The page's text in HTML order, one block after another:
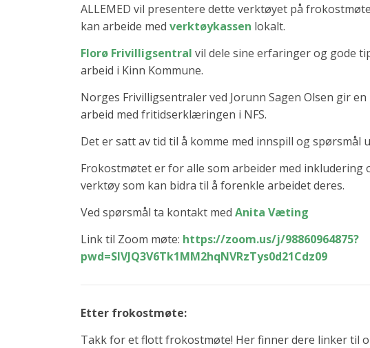
ALLEMED vil presentere dette verktøyet på
kan arbeide med verktøykassen lokalt.
Florø Frivilligsentral vil dele sine erfaringer og gode
arbeid i Kinn Kommune.
Norges Frivilligsentraler ved Jorunn Sagen Olsen gir
arbeid med fritidserklæringen i NFS.
Det er satt av tid til å komme med innspill og spørsmål
Frokostmøtet er for alle som arbeider med
verktøy som kan bidra til å forenkle arbeidet deres.
Ved spørsmål ta kontakt med Anita Væting
Link til Zoom møte: https://zoom.us/j/98860964875?
pwd=SlVJQ3V6Tk1MM2hqNVRzTys0d21Cdz09
Etter frokostmøte:
Takk for et flott frokostmøte! Her finner dere linker til